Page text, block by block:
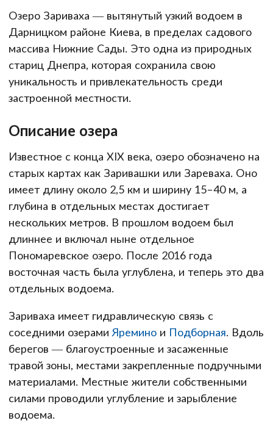
Озеро Зариваха — вытянутый узкий водоем в
Дарницком районе Киева, в пределах садового
массива Нижние Сады. Это одна из природных
стариц Днепра, которая сохранила свою
уникальность и привлекательность среди
застроенной местности.
Описание озера
Известное с конца XIX века, озеро обозначено на
старых картах как Заривашки или Зареваха. Оно
имеет длину около 2,5 км и ширину 15–40 м, а
глубина в отдельных местах достигает
нескольких метров. В прошлом водоем был
длиннее и включал ныне отдельное
Пономаревское озеро. После 2016 года
восточная часть была углублена, и теперь это два
отдельных водоема.
Зариваха имеет гидравлическую связь с
соседними озерами Яремино и Подборная. Вдоль
берегов — благоустроенные и засаженные
травой зоны, местами закрепленные подручными
материалами. Местные жители собственными
силами проводили углубление и зарыбление
водоема.